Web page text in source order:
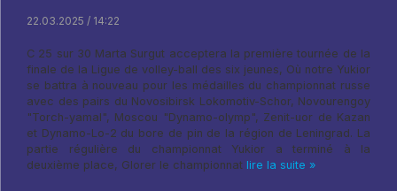
22.03.2025 / 14:22
C 25 sur 30 Marta Surgut acceptera la première tournée de la
finale de la Ligue de volley-ball des six jeunes, Où notre Yukior
se battra à nouveau pour les médailles du championnat russe
avec des pairs du Novosibirsk Lokomotiv-Schor, Novourengoy
"Torch-yamal", Moscou "Dynamo-olymp", Zenit-uor de Kazan
et Dynamo-Lo-2 du bore de pin de la région de Leningrad. La
partie régulière du championnat Yukior a terminé à la
deuxième place, Glorer le championnat lire la suite »